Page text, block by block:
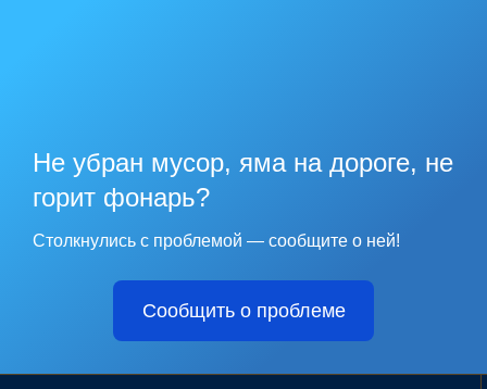
Не убран мусор, яма на дороге, не
горит фонарь?
Столкнулись с проблемой — сообщите о ней!
Сообщить о проблеме